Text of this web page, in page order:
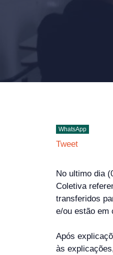
WhatsApp
Tweet
No ultimo dia
Coletiva
transferidos
e/ou estão em
Após
às